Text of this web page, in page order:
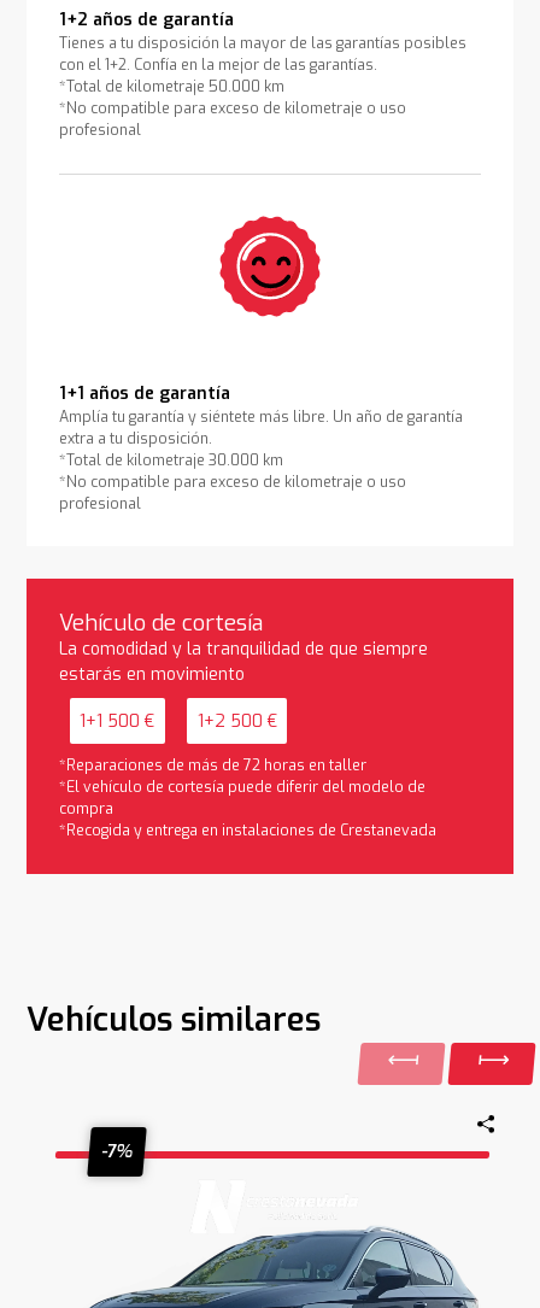
1+2 años de garantía
Tienes a tu disposición la mayor de las garantías posibles
con el 1+2. Confía en la mejor de las garantías.
*Total de kilometraje 50.000 km
*No compatible para exceso de kilometraje o uso
profesional
1+1 años de garantía
Amplía tu garantía y siéntete más libre. Un año de garantía
extra a tu disposición.
*Total de kilometraje 30.000 km
*No compatible para exceso de kilometraje o uso
profesional
Vehículo de cortesía
La comodidad y la tranquilidad de que siempre
estarás en movimiento
1+1 500 € 1+2 500 €
*Reparaciones de más de 72 horas en taller
*El vehículo de cortesía puede diferir del modelo de
compra
*Recogida y entrega en instalaciones de Crestanevada
Vehículos similares
-7%